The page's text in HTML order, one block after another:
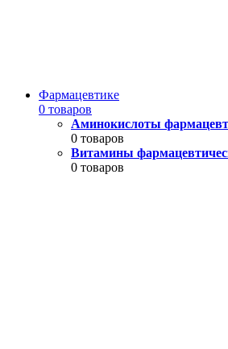
Фармацевтике
0 товаров
Аминокислоты
0 товаров
Витамины
0 товаров